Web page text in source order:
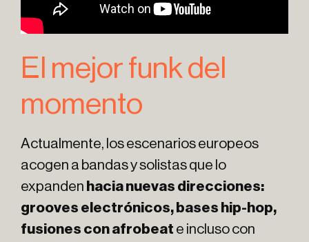
El mejor funk del
momento
Actualmente, los escenarios europeos
acogen a bandas y solistas que lo
expanden hacia nuevas direcciones:
grooves electrónicos, bases hip-hop,
fusiones con afrobeat e incluso con